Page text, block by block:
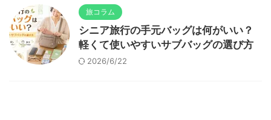
旅コラム
シニア旅行の手元バッグは何がいい？
軽くて使いやすいサブバッグの選び方
2026/6/22